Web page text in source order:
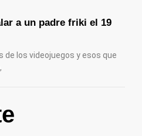
a un padre friki el 19
de los videojuegos y esos que